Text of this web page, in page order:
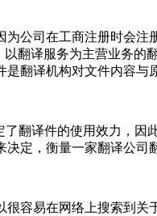
公司在工商注册时会
翻译服务为主营业务
翻译机构对文件内容
翻译件的使用效力，
定，衡量一家翻译公司
容易在网络上搜索到